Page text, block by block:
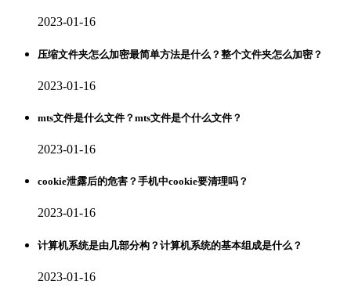
2023-01-16
压缩文件夹怎么加密最简单方法是什么？整个文件夹怎么加密？
2023-01-16
mts文件是什么文件？mts文件是个什么文件？
2023-01-16
cookie泄露后的危害？手机中cookie要清理吗？
2023-01-16
计算机系统是由几部分构？计算机系统的基本组成是什么？
2023-01-16